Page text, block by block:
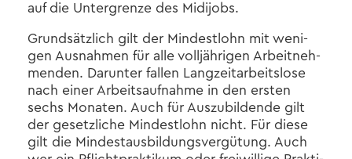
auf die Un­ter­gren­ze des Mi­di­jobs.
Grund­sätz­lich gilt der Min­dest­lohn mit we­ni­
gen Aus­nah­men für alle voll­jäh­ri­gen Ar­beit­neh­
men­den. Dar­un­ter fal­len Lang­zeit­ar­beits­lo­se
nach einer Ar­beits­auf­nah­me in den ers­ten
sechs Mo­na­ten. Auch für Aus­zu­bil­den­de gilt
der ge­setz­li­che Min­dest­lohn nicht. Für diese
gilt die Min­dest­aus­bil­dungs­ver­gü­tung.​ Auch